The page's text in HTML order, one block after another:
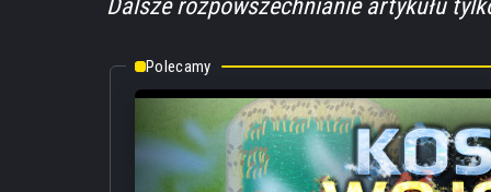
Dalsze rozpowszechnianie artykułu
Polecamy